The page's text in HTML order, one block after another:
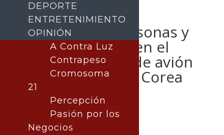
Mueren 179 personas y
dos sobreviven en el
peor accidente de avión
de la historia de Corea
del Sur
DEPORTE
ENTRETENIMIENTO
OPINIÓN
A Contra Luz
Contrapeso
Cromosoma
21
Percepción
Pasión por los
Negocios